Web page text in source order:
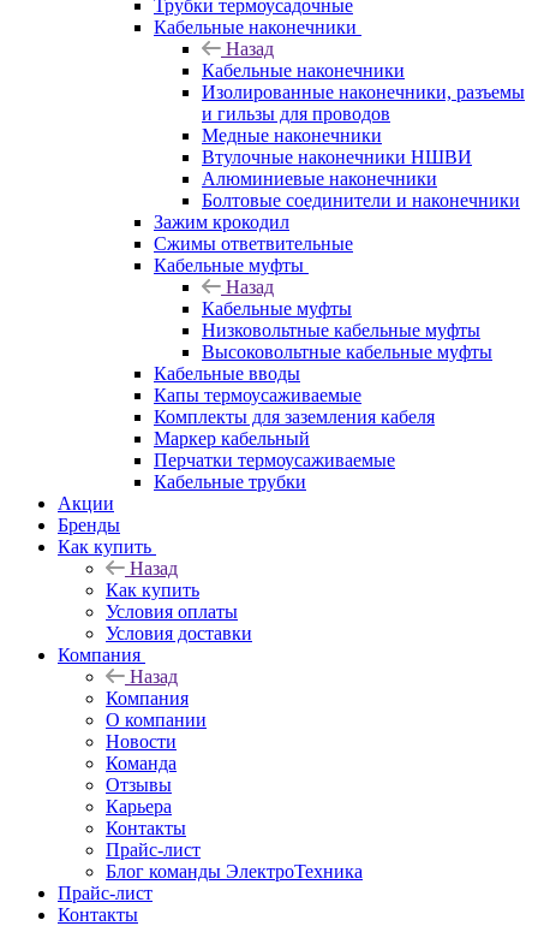
Трубки термоусадочные
Кабельные наконечники
Назад
Кабельные наконечники
Изолированные наконечники, разъемы
и гильзы для проводов
Медные наконечники
Втулочные наконечники НШВИ
Алюминиевые наконечники
Болтовые соединители и наконечники
Зажим крокодил
Сжимы ответвительные
Кабельные муфты
Назад
Кабельные муфты
Низковольтные кабельные муфты
Высоковольтные кабельные муфты
Кабельные вводы
Капы термоусаживаемые
Комплекты для заземления кабеля
Маркер кабельный
Перчатки термоусаживаемые
Кабельные трубки
Акции
Бренды
Как купить
Назад
Как купить
Условия оплаты
Условия доставки
Компания
Назад
Компания
О компании
Новости
Команда
Отзывы
Карьера
Контакты
Прайс-лист
Блог команды ЭлектроТехника
Прайс-лист
Контакты